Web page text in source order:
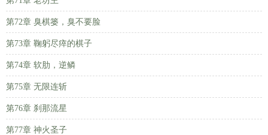
第72章 臭棋篓，臭不要脸
第73章 鞠躬尽瘁的棋子
第74章 软肋，逆鳞
第75章 无限连斩
第76章 刹那流星
第77章 神火圣子